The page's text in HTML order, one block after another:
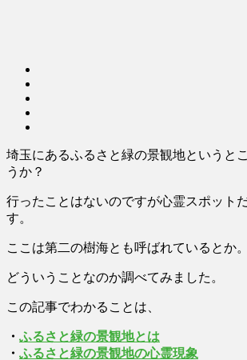
埼玉にあるふるさと緑の景観地というと
うか？
行ったことはないのですが心霊スポット
す。
ここは第二の樹海とも呼ばれているとか。
どういうことなのか調べてみました。
この記事でわかることは、
・ ふるさと緑の景観地とは
・ ふるさと緑の景観地の心霊現象